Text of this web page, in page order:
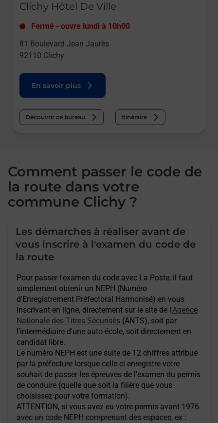
Clichy Hôtel De Ville
Fermé - ouvre lundi à 10h00
81 Boulevard Jean Jaurès
92110 Clichy
En savoir plus
Découvrir ce bureau Itinéraire
Comment passer le code de
la route dans votre
commune Clichy ?
Les démarches à réaliser avant de
vous inscrire à l'examen du code de
la route
Pour passer l'examen du code avec La Poste, il faut
simplement obtenir un NEPH (Numéro
d'Enregistrement Préfectoral Harmonisé) en vous
inscrivant en ligne, directement sur le site de l'Agence
Nationale des Titres Sécurisés (ANTS), soit par
l'intermédiaire d'une auto-école, soit directement en
candidat libre.
Le numéro NEPH est une suite de 12 chiffres attribué
par la préfecture lorsque celle-ci enregistre votre
souhait de passer les épreuves de l'examen du permis
de conduire (quelle que soit la filière que vous
choisissez pour votre formation).
ATTENTION, si vous avez eu votre permis avant 1976
avec un code NEPH comprenant des espaces, ex :